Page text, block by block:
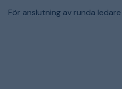
För anslutning av runda